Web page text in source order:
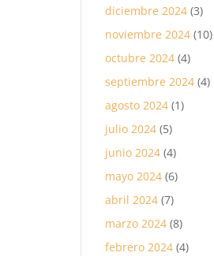
diciembre 2024 (3)
noviembre 2024 (10)
octubre 2024 (4)
septiembre 2024 (4)
agosto 2024 (1)
julio 2024 (5)
junio 2024 (4)
mayo 2024 (6)
abril 2024 (7)
marzo 2024 (8)
febrero 2024 (4)